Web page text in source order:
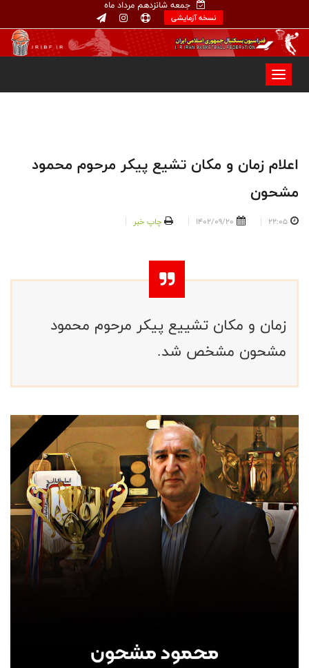
جمعه شانزدهم مرداد ماه
نسخه آزمایشی
اعلام زمان و مکان تشیع پیکر مرحوم محمود
مشحون
22:05
1402/09/20 چاپ خبر
زمان و مکان تشییع پیکر مرحوم محمود
مشحون مشخص شد.